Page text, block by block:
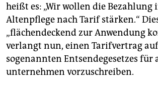
heißt es: „Wir wollen die Bezahlung
Altenpflege nach Tarif stärken.“
„flächendeckend zur Anwendung
verlangt nun, einen Tarifvertrag auf
sogenannten Entsendegesetzes für
unternehmen vorzuschreiben.